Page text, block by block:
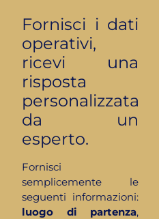
Fornisci i dati
operativi,
ricevi una
risposta
personalizzata
da un
esperto.
Fornisci
semplicemente le
seguenti informazioni:
luogo di partenza,